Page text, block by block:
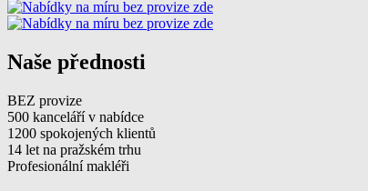
Naše přednosti
BEZ provize
500 kanceláří v nabídce
1200 spokojených klientů
14 let na pražském trhu
Profesionální makléři